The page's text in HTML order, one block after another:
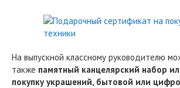
На выпускной классному руководителю
также памятный канцелярский набор
покупку украшений, бытовой или